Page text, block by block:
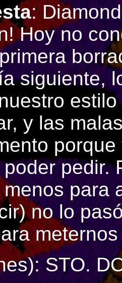
:
no
siguiente,
y las
pedir.
para
no lo
STO.